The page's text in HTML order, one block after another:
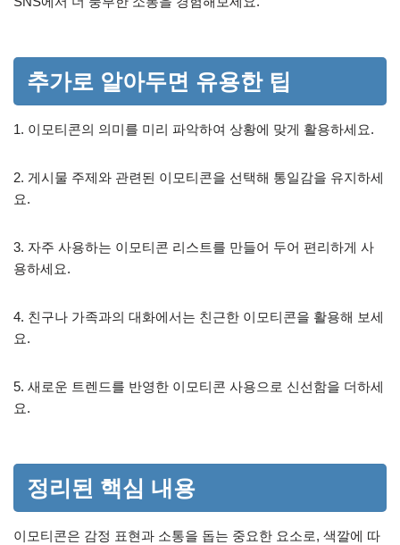
추가로 알아두면 유용한 팁
1. 이모티콘의 의미를 미리 파악하여 상황에 맞게 활용하세요.
2. 게시물 주제와 관련된 이모티콘을 선택해 통일감을 유지하세
요.
3. 자주 사용하는 이모티콘 리스트를 만들어 두어 편리하게 사
용하세요.
4. 친구나 가족과의 대화에서는 친근한 이모티콘을 활용해 보세
요.
5. 새로운 트렌드를 반영한 이모티콘 사용으로 신선함을 더하세
요.
정리된 핵심 내용
이모티콘은 감정 표현과 소통을 돕는 중요한 요소로, 색깔에 따